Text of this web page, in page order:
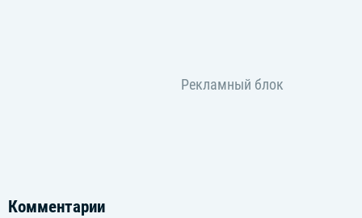
Комментарии